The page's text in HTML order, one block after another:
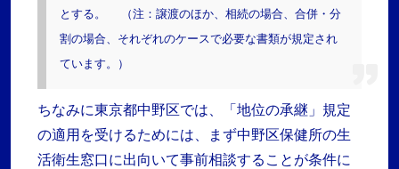
とする。
（注：譲渡のほか、相続の場合、合併・分
割の場合、それぞれのケースで必要な書類が規定され
ています。）
ちなみに東京都中野区では、「地位の承継」規定
の適用を受けるためには、まず中野区保健所の生
活衛生窓口に出向いて事前相談することが条件に